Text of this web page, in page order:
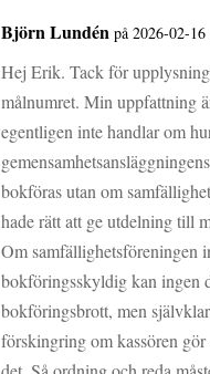
Björn Lundén på 2026-02-16
Hej Erik. Tack för
målnumret. Min uppfattning
egentligen inte handlar om
bokföras utan om
hade rätt att ge utdelning till
Om samfällighetsföreningen
bokföringsskyldig kan ingen
bokföringsbrott, men
förskingring om kassören